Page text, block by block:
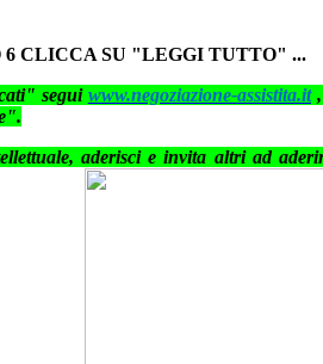
6 CLICCA SU "LEGGI TUTTO" ...
segui www.negoziazione-assistita.it,
aderisci e invita altri ad